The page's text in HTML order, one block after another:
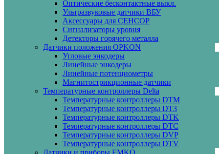
Оптические бесконтактные выкл.
Ультразвуковые датчики ВБУ
Аксессуары для СЕНСОР
Сигнализаторы уровня
Детекторы горячего металла
Датчики положения OPKON
Угловые энкодеры
Линейные энкодеры
Линейные потенциометры
Магнитострикционные датчики
Температурные контроллеры Delta
Температурные контроллеры DTM
Температурные контроллеры DT3
Температурные контроллеры DTK
Температурные контроллеры DTC
Температурные контроллеры DVP
Температурные контроллеры DTV
Датчики и приборы EMKO